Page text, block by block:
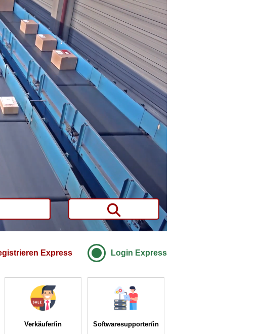
Express Login Express
Verkäufer/in Softwaresupporter/in